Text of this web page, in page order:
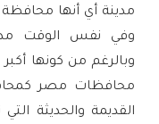
مدينة أي أنها
وفي نفس الوقت
وبالرغم من كونها
محافظات مصر
القديمة والحديثة